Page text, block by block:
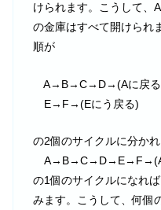
けられます。こうして、
の金庫はすべて開けられ
順が
A→B→C→D→(Aに戻る)
E→F→(Eにう戻る)
の2個のサイクルに分か
A→B→C→D→E→F→(A
の1個のサイクルになれ
みます。こうして、何個